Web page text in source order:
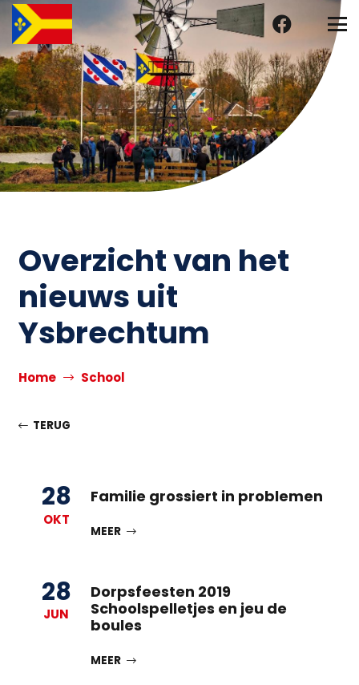
Overzicht van het
nieuws uit
Ysbrechtum
Home School
TERUG
28
OKT
Familie grossiert in problemen
MEER
28
JUN
Dorpsfeesten 2019
Schoolspelletjes en jeu de
boules
MEER